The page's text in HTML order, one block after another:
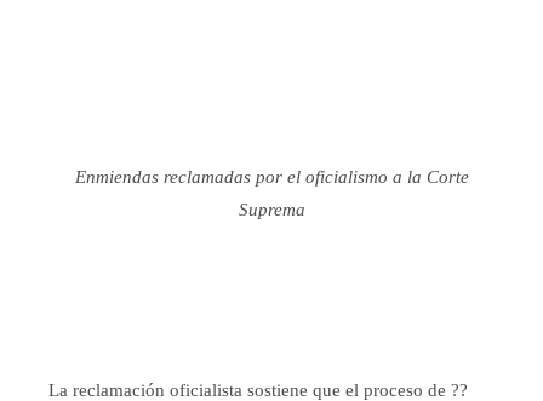
Enmiendas reclamadas por el oficialismo a la Corte
Suprema
La reclamación oficialista sostiene que el proceso de ??